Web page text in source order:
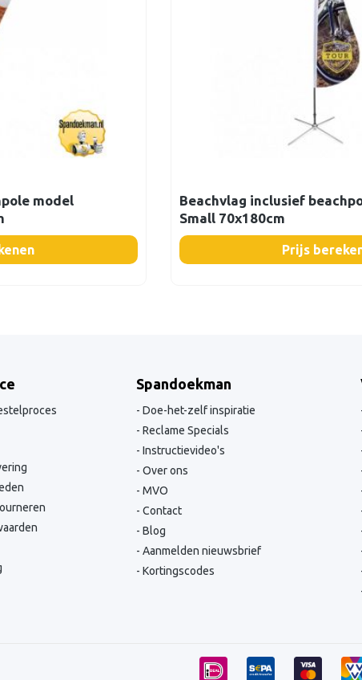
model
Beachvlag inclusief
Small 70x180cm
Prijs
Spandoekman
Doe-het-zelf inspiratie
Reclame Specials
Instructievideo's
Over ons
MVO
Contact
Blog
Aanmelden nieuwsbrief
Kortingscodes